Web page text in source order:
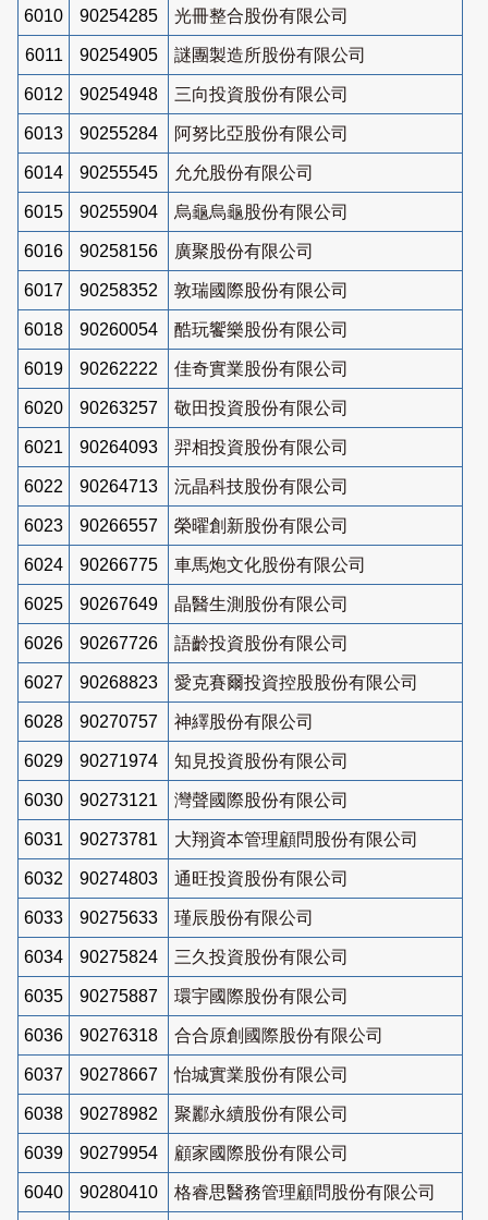
6010 90254285 光冊整合股份有限公司
6011 90254905 謎團製造所股份有限公司
6012 90254948 三向投資股份有限公司
6013 90255284 阿努比亞股份有限公司
6014 90255545 允允股份有限公司
6015 90255904 烏龜烏龜股份有限公司
6016 90258156 廣聚股份有限公司
6017 90258352 敦瑞國際股份有限公司
6018 90260054 酷玩饗樂股份有限公司
6019 90262222 佳奇實業股份有限公司
6020 90263257 敬田投資股份有限公司
6021 90264093 羿相投資股份有限公司
6022 90264713 沅晶科技股份有限公司
6023 90266557 榮曜創新股份有限公司
6024 90266775 車馬炮文化股份有限公司
6025 90267649 晶醫生測股份有限公司
6026 90267726 語齡投資股份有限公司
6027 90268823 愛克賽爾投資控股股份有限公司
6028 90270757 神繹股份有限公司
6029 90271974 知見投資股份有限公司
6030 90273121 灣聲國際股份有限公司
6031 90273781 大翔資本管理顧問股份有限公司
6032 90274803 通旺投資股份有限公司
6033 90275633 瑾辰股份有限公司
6034 90275824 三久投資股份有限公司
6035 90275887 環宇國際股份有限公司
6036 90276318 合合原創國際股份有限公司
6037 90278667 怡城實業股份有限公司
6038 90278982 聚酈永續股份有限公司
6039 90279954 顧家國際股份有限公司
6040 90280410 格睿思醫務管理顧問股份有限公司